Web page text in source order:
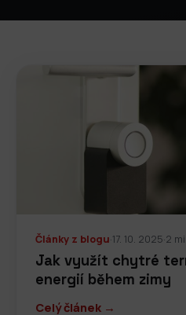
Články z blogu·17. 10. 2025·2
Jak využít chytré
energií během zimy
Celý článek →